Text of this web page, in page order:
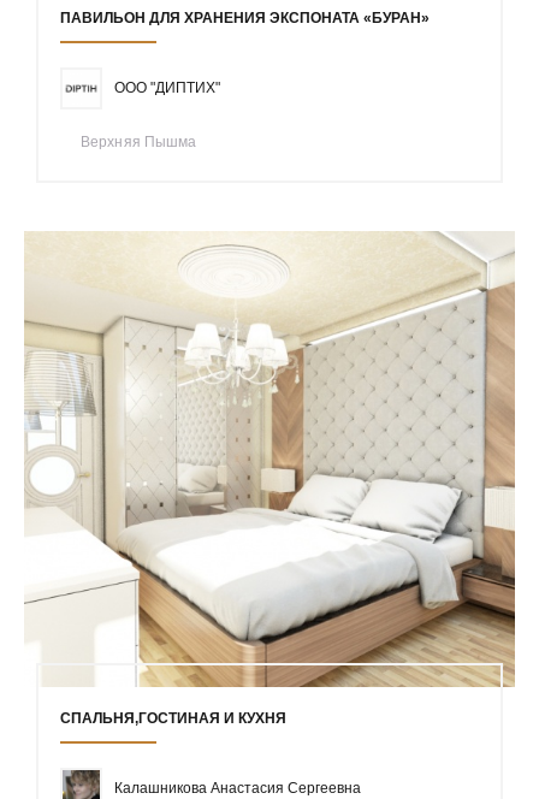
ПАВИЛЬОН ДЛЯ ХРАНЕНИЯ ЭКСПОНАТА «БУРАН»
ООО "ДИПТИХ"
Верхняя Пышма
СПАЛЬНЯ,ГОСТИНАЯ И КУХНЯ
Калашникова Анастасия Сергеевна